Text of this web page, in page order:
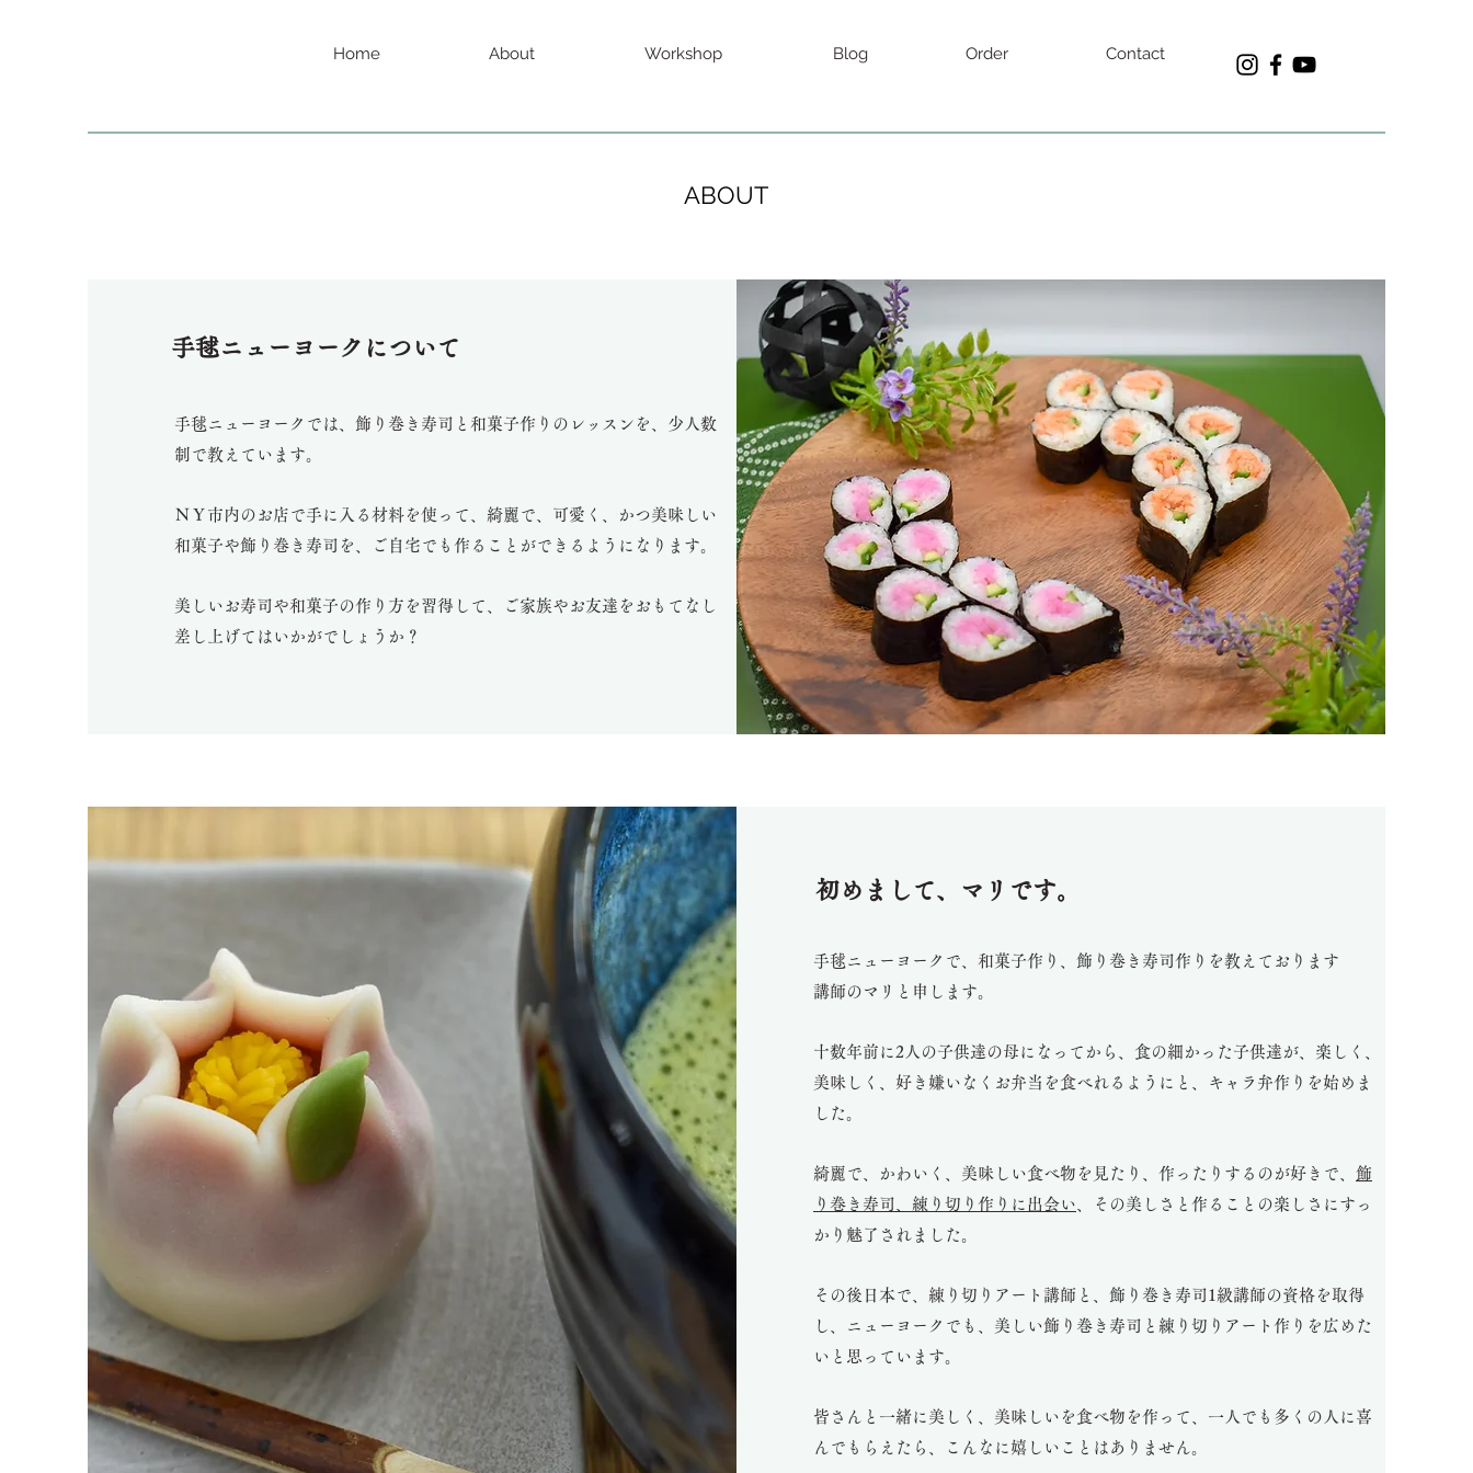
Home About Workshop Blog Order Contact
ABOUT
手毬ニューヨークについて
手毬ニューヨークでは、飾り巻き寿司と和菓子作りのレッスンを、少人数
制で教えています。
ＮＹ市内のお店で手に入る材料を使って、綺麗で、可愛く、かつ美味しい
和菓子や飾り巻き寿司を、ご自宅でも作ることができるようになります。
美しいお寿司や和菓子の作り方を習得して、ご家族やお友達をおもてなし
差し上げてはいかがでしょうか？
初めまして、マリです。
手毬ニューヨークで、和菓子作り、飾り巻き寿司作りを教えております
講師のマリと申します。
十数年前に2人の子供達の母になってから、食の細かった子供達が、楽しく、
美味しく、好き嫌いなくお弁当を食べれるようにと、キャラ弁作りを始めま
した。
綺麗で、かわいく、美味しい食べ物を見たり、作ったりするのが好きで、 飾
り巻き寿司、練り切り作りに出会い 、その美しさと作ることの楽しさにすっ
かり魅了されました。
その後日本で、練り切りアート講師と、飾り巻き寿司1級講師の資格を取得
し、ニューヨークでも、美しい飾り巻き寿司と練り切りアート作りを広めた
いと思っています。
皆さんと一緒に美しく、美味しいを食べ物を作って、一人でも多くの人に喜
んでもらえたら、こんなに嬉しいことはありません。